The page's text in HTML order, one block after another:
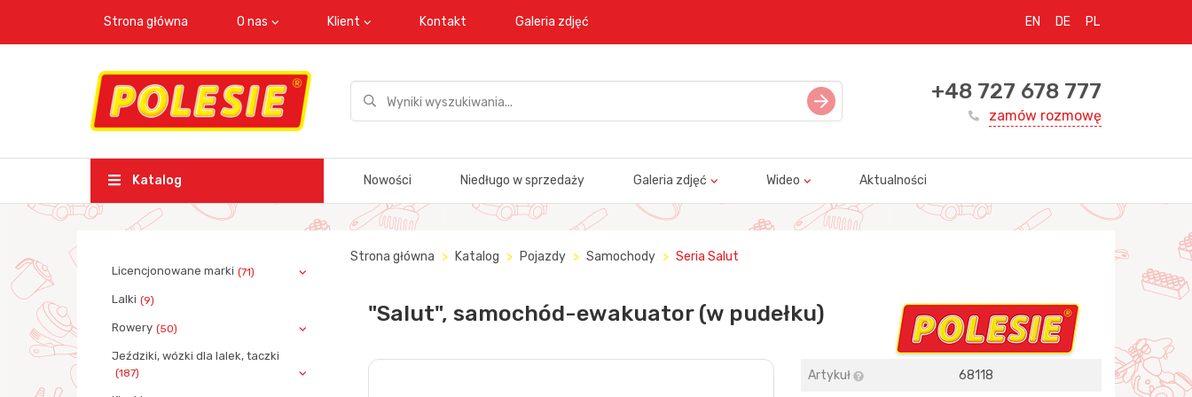
Strona główna O nas Klient Kontakt Galeria zdjęć EN DE PL
+48 727 678 777
zamów rozmowę
Katalog Nowości Niedługo w sprzedaży Galeria zdjęć Wideo Aktualności
Licencjonowane marki (71)
Lalki (9)
Rowery (50)
Jeździki, wózki dla lalek, taczki
(187)
Strona główna Katalog Pojazdy Samochody Seria Salut
"Salut", samochód-ewakuator (w pudełku)
Artykuł 68118